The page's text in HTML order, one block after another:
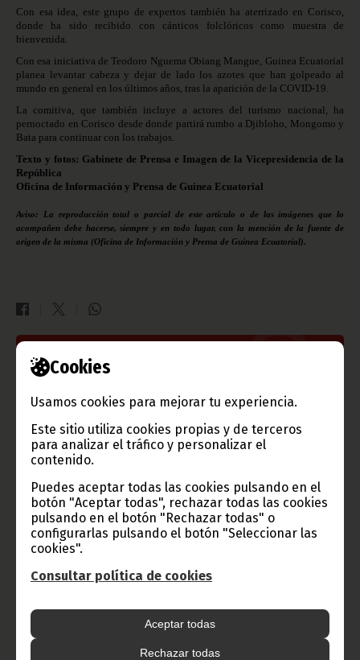
Cookies
Usamos cookies para mejorar tu experiencia.
Este sitio utiliza cookies propias y de terceros
para analizar el tráfico y personalizar el
contenido.
Puedes aceptar todas las cookies pulsando en el
botón "Aceptar todas", rechazar todas las cookies
pulsando en el botón "Rechazar todas" o
configurarlas pulsando el botón "Seleccionar las
cookies".
Consultar política de cookies
Aceptar todas
Rechazar todas
Con esa idea, este grupo de expertos también ha aterrizado en Corisco,
donde ha sido recibido con cánticos folclóricos como muestra de
bienvenida.
Con esa iniciativa de Teodoro Nguema Obiang Mangue, Guinea Ecuatorial
planea levantar cabeza y dejar de lado los azotes que han golpeado al
mundo en general en los últimos años, tras la aparición de la COVID-19.
La comitiva, que también incluye a actores del turismo nacional, ha
pernoctado en Corisco desde donde partirá rumbo a Djibloho, Mongomo y
Bata para continuar con los trabajos.
Texto y fotos: Gabinete de Prensa e Imagen de la Vicepresidencia de la
República
Oficina de Información y Prensa de Guinea Ecuatorial
Aviso: La reproducción total o parcial de este artículo o de las imágenes que lo
acompañen debe hacerse, siempre y en todo lugar, con la mención de la fuente de
origen de la misma (Oficina de Información y Prensa de Guinea Ecuatorial).
Gobierno e Instituciones
Información de Guinea Ecuatorial
TVGE
Radio Nacional de Guinea
Haz click aquí para escuchar ahora